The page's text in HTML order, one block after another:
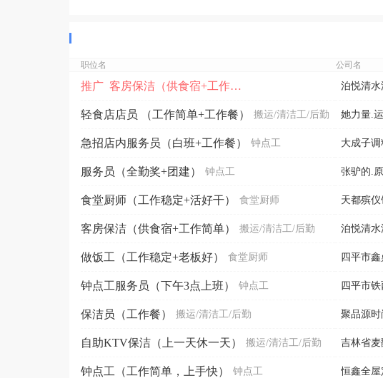
职位名 公司名
推广 客房保洁（供食宿+工作简单） 泊悦清水
轻食店店员 （工作简单+工作餐） 搬运/清洁工/后勤 她力量.
急招店内服务员（白班+工作餐） 钟点工 大成子调
服务员（全勤奖+团建） 钟点工 张驴的.
食堂厨师（工作稳定+活好干） 食堂厨师 天都殡仪
客房保洁（供食宿+工作简单） 搬运/清洁工/后勤 泊悦清水
做饭工（工作稳定+老板好） 食堂厨师 四平市
钟点工服务员（下午3点上班） 钟点工 四平市
保洁员（工作餐） 搬运/清洁工/后勤 聚品源
自助KTV保洁（上一天休一天） 搬运/清洁工/后勤 吉林省麦
钟点工（工作简单，上手快） 钟点工 恒鑫全